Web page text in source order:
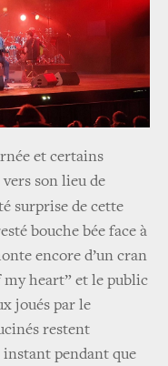
et certains
son lieu de
surprise de cette
bouche bée face à
encore d’un cran
my heart” et le public
joués par le
restent
instant pendant que